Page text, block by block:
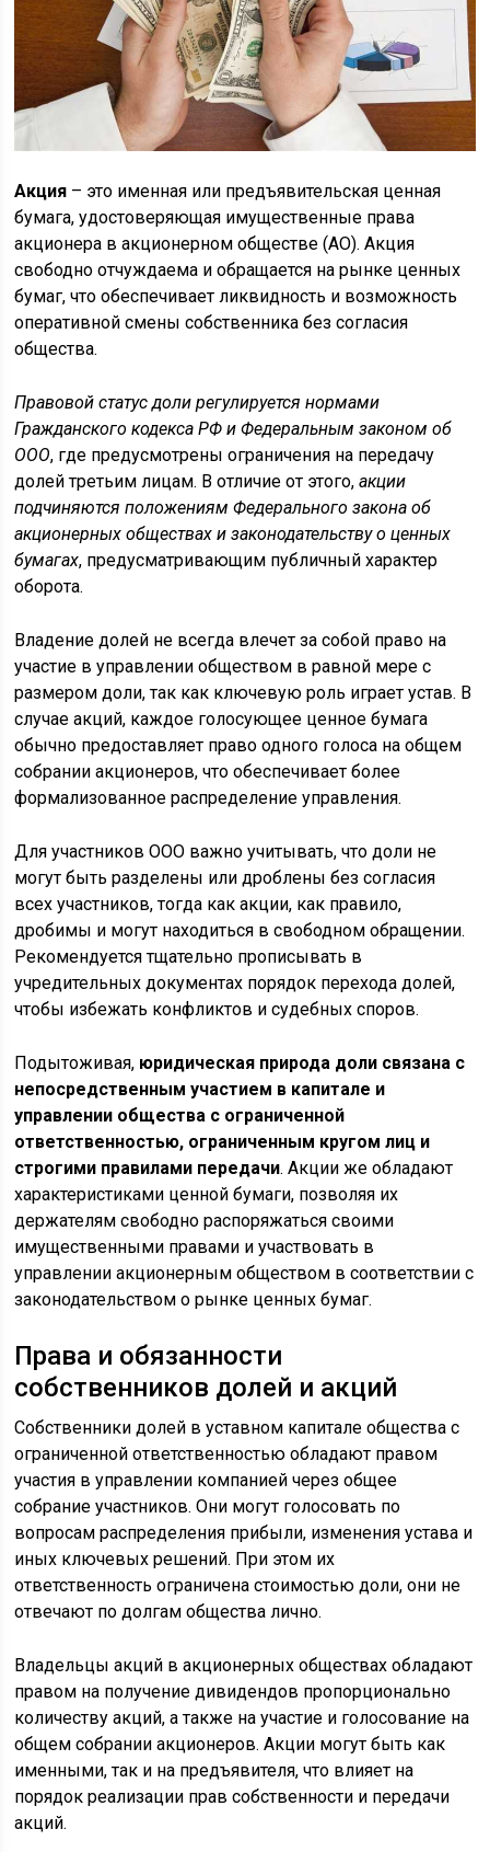
Акция – это именная или предъявительская ценная
бумага, удостоверяющая имущественные права
акционера в акционерном обществе (АО). Акция
свободно отчуждаема и обращается на рынке ценных
бумаг, что обеспечивает ликвидность и возможность
оперативной смены собственника без согласия
общества.
Правовой статус доли регулируется нормами
Гражданского кодекса РФ и Федеральным законом об
ООО, где предусмотрены ограничения на передачу
долей третьим лицам. В отличие от этого,акции
подчиняются положениям Федерального закона об
акционерных обществах и законодательству о ценных
бумагах, предусматривающим публичный характер
оборота.
Владение долей не всегда влечет за собой право на
участие в управлении обществом в равной мере с
размером доли, так как ключевую роль играет устав. В
случае акций, каждое голосующее ценное бумага
обычно предоставляет право одного голоса на общем
собрании акционеров, что обеспечивает более
формализованное распределение управления.
Для участников ООО важно учитывать, что доли не
могут быть разделены или дроблены без согласия
всех участников, тогда как акции, как правило,
дробимы и могут находиться в свободном обращении.
Рекомендуется тщательно прописывать в
учредительных документах порядок перехода долей,
чтобы избежать конфликтов и судебных споров.
Подытоживая, юридическая природа доли связана с
непосредственным участием в капитале и
управлении общества с ограниченной
ответственностью, ограниченным кругом лиц и
строгими правилами передачи. Акции же обладают
характеристиками ценной бумаги, позволяя их
держателям свободно распоряжаться своими
имущественными правами и участвовать в
управлении акционерным обществом в соответствии с
законодательством о рынке ценных бумаг.
Права и обязанности
собственников долей и акций
Собственники долей в уставном капитале общества с
ограниченной ответственностью обладают правом
участия в управлении компанией через общее
собрание участников. Они могут голосовать по
вопросам распределения прибыли, изменения устава и
иных ключевых решений. При этом их
ответственность ограничена стоимостью доли, они не
отвечают по долгам общества лично.
Владельцы акций в акционерных обществах обладают
правом на получение дивидендов пропорционально
количеству акций, а также на участие и голосование на
общем собрании акционеров. Акции могут быть как
именными, так и на предъявителя, что влияет на
порядок реализации прав собственности и передачи
акций.